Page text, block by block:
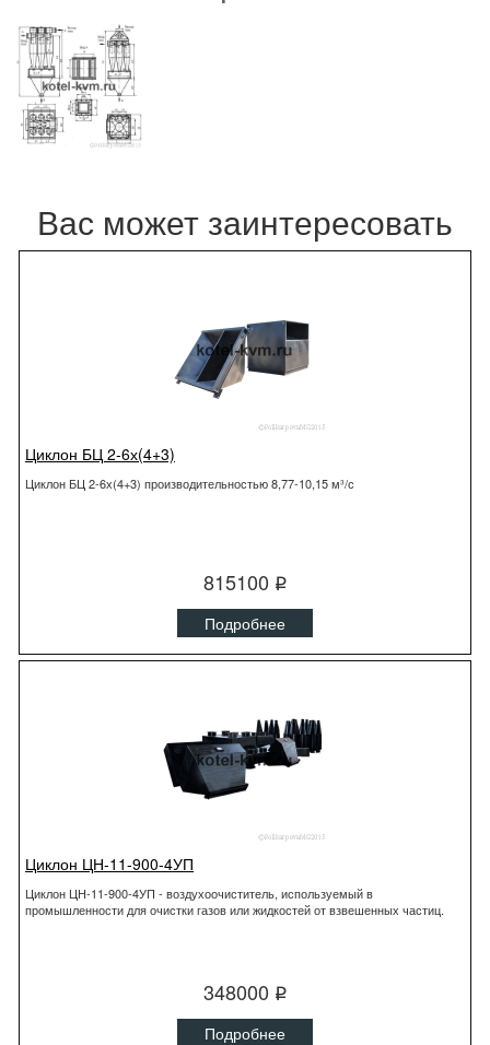
Вас может заинтересовать
Циклон БЦ 2-6х(4+3)
Циклон БЦ 2-6х(4+3) производительностью 8,77-10,15 м³/с
815100 q
Подробнее
Циклон ЦН-11-900-4УП
Циклон ЦН-11-900-4УП - воздухоочиститель, используемый в
промышленности для очистки газов или жидкостей от взвешенных частиц.
348000 q
Подробнее